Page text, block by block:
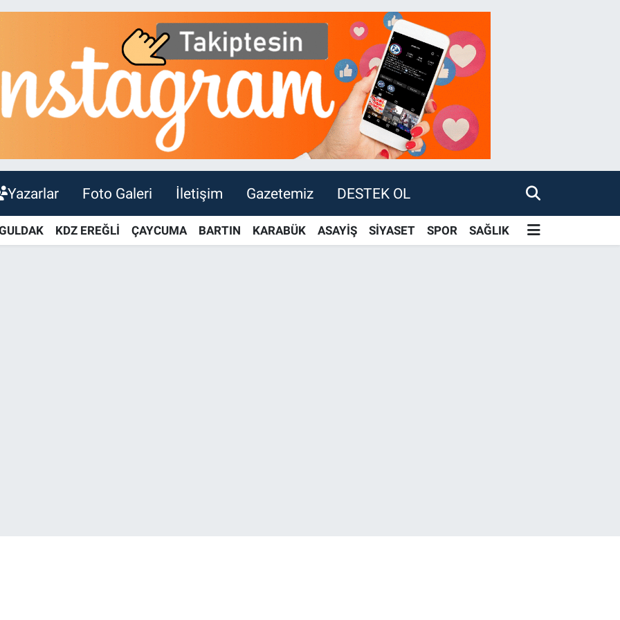
Yazarlar Foto Galeri İletişim Gazetemiz DESTEK OL
KDZ EREĞLİ ÇAYCUMA BARTIN KARABÜK ASAYİŞ SİYASET SPOR SAĞLIK